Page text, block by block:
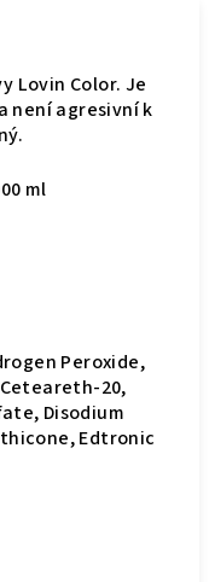
Lovin Color. Je
není agresivní k
ml
Peroxide,
20,
Disodium
Edtronic